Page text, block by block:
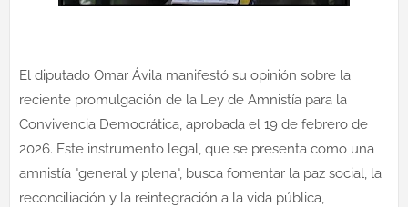
El diputado Omar Ávila manifestó su opinión sobre la
reciente promulgación de la Ley de Amnistía para la
Convivencia Democrática, aprobada el 19 de febrero de
2026. Este instrumento legal, que se presenta como una
amnistía "general y plena", busca fomentar la paz social, la
reconciliación y la reintegración a la vida pública,